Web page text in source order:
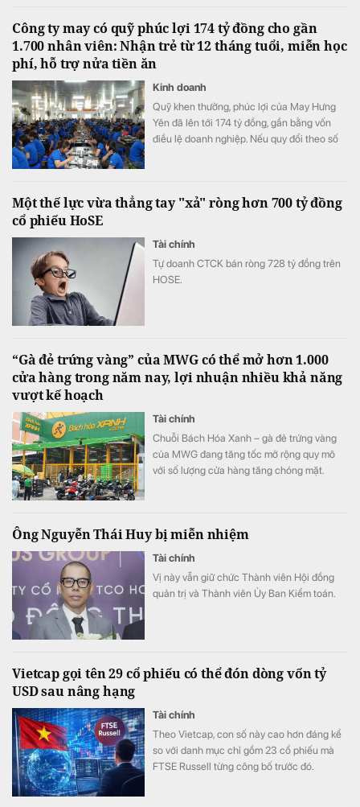
Công ty may có quỹ phúc lợi 174 tỷ đồng cho gần
1.700 nhân viên: Nhận trẻ từ 12 tháng tuổi, miễn học
phí, hỗ trợ nửa tiền ăn
Kinh doanh
Quỹ khen thưởng, phúc lợi của May Hưng
Yên đã lên tới 174 tỷ đồng, gần bằng vốn
điều lệ doanh nghiệp. Nếu quy đổi theo số
Một thế lực vừa thẳng tay "xả" ròng hơn 700 tỷ đồng
cổ phiếu HoSE
Tài chính
Tự doanh CTCK bán ròng 728 tỷ đồng trên
HOSE.
“Gà đẻ trứng vàng” của MWG có thể mở hơn 1.000
cửa hàng trong năm nay, lợi nhuận nhiều khả năng
vượt kế hoạch
Tài chính
Chuỗi Bách Hóa Xanh – gà đẻ trứng vàng
của MWG đang tăng tốc mở rộng quy mô
với số lượng cửa hàng tăng chóng mặt.
Ông Nguyễn Thái Huy bị miễn nhiệm
Tài chính
Vị này vẫn giữ chức Thành viên Hội đồng
quản trị và Thành viên Ủy Ban Kiểm toán.
Vietcap gọi tên 29 cổ phiếu có thể đón dòng vốn tỷ
USD sau nâng hạng
Tài chính
Theo Vietcap, con số này cao hơn đáng kể
so với danh mục chỉ gồm 23 cổ phiếu mà
FTSE Russell từng công bố trước đó.